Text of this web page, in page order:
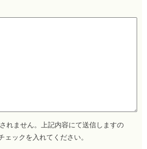
れません。上記内容にて送信しますの
ェックを入れてください。